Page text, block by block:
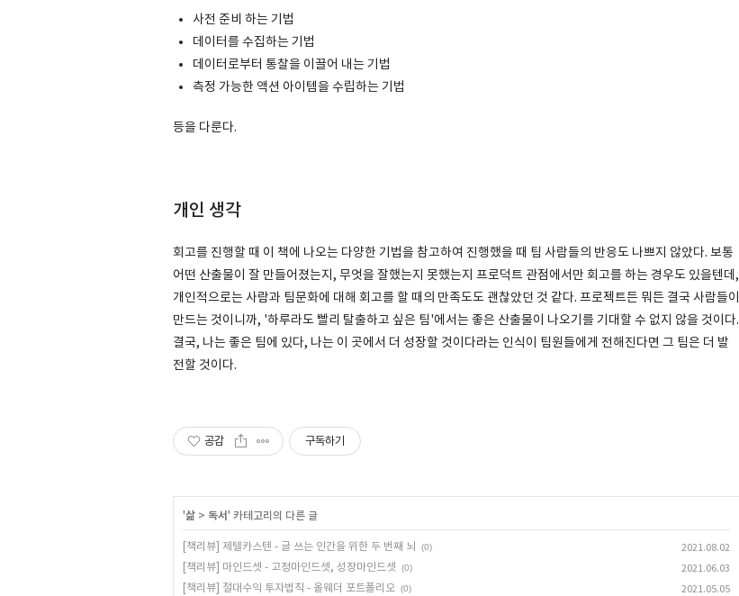
사전 준비 하는 기법
데이터를 수집하는 기법
데이터로부터 통찰을 이끌어 내는 기법
측정 가능한 액션 아이템을 수립하는 기법
등을 다룬다.
개인 생각
회고를 진행할 때 이 책에 나오는 다양한 기법을 참고하여 진행했을 때 팀 사람들의 반응도 나쁘지 않았다. 보통
어떤 산출물이 잘 만들어졌는지, 무엇을 잘했는지 못했는지 프로덕트 관점에서만 회고를 하는 경우도 있을텐데,
개인적으로는 사람과 팀문화에 대해 회고를 할 때의 만족도도 괜찮았던 것 같다. 프로젝트든 뭐든 결국 사람들이
만드는 것이니까, '하루라도 빨리 탈출하고 싶은 팀'에서는 좋은 산출물이 나오기를 기대할 수 없지 않을 것이다.
결국, 나는 좋은 팀에 있다, 나는 이 곳에서 더 성장할 것이다라는 인식이 팀원들에게 전해진다면 그 팀은 더 발
전할 것이다.
공감 구독하기
'삶 > 독서 ' 카테고리의 다른 글
[책리뷰] 제텔카스텐 - 글 쓰는 인간을 위한 두 번째 뇌 (0)
2021.08.02
[책리뷰] 마인드셋 - 고정마인드셋, 성장마인드셋
(0)
2021.06.03
[책리뷰] 절대수익 투자법칙 - 올웨더 포트폴리오 (0)
2021.05.05